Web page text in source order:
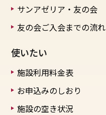
サンアゼリア・友の会
友の会ご入会までの流れ
使いたい
施設利用料金表
お申込みのしおり
施設の空き状況